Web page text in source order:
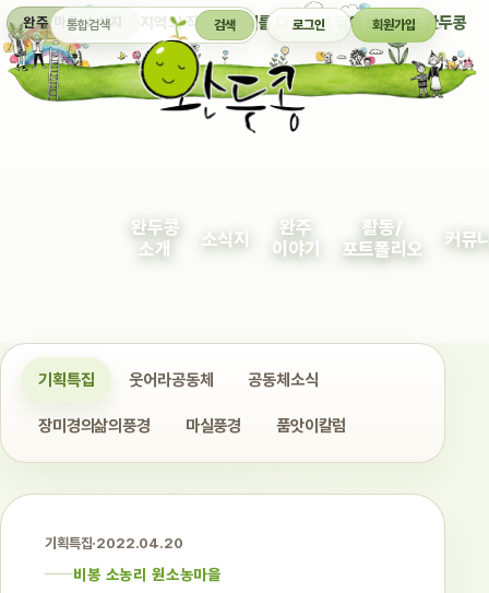
완주 마을 소식지 지역의 작은 이야기를 다정하게 엮어 보여주는 완두콩
통합검색 검색 로그인 회원가입
완두콩
소개
소식지
완주
이야기
활동/
포트폴리오
커뮤
기획특집 웃어라공동체 공동체소식
장미경의삶의풍경 마실풍경 품앗이칼럼
기획특집·2022.04.20
비봉 소농리 원소농마을